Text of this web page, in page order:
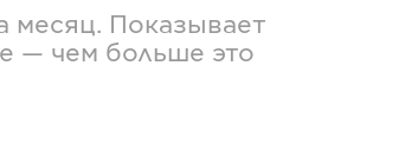
месяц. Показывает
— чем больше это